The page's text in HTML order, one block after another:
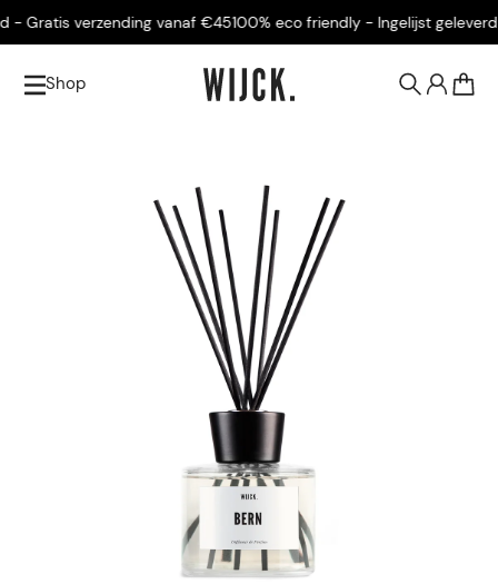
verzending vanaf €45100% eco friendly - Ingelijst geleverd -
Shop